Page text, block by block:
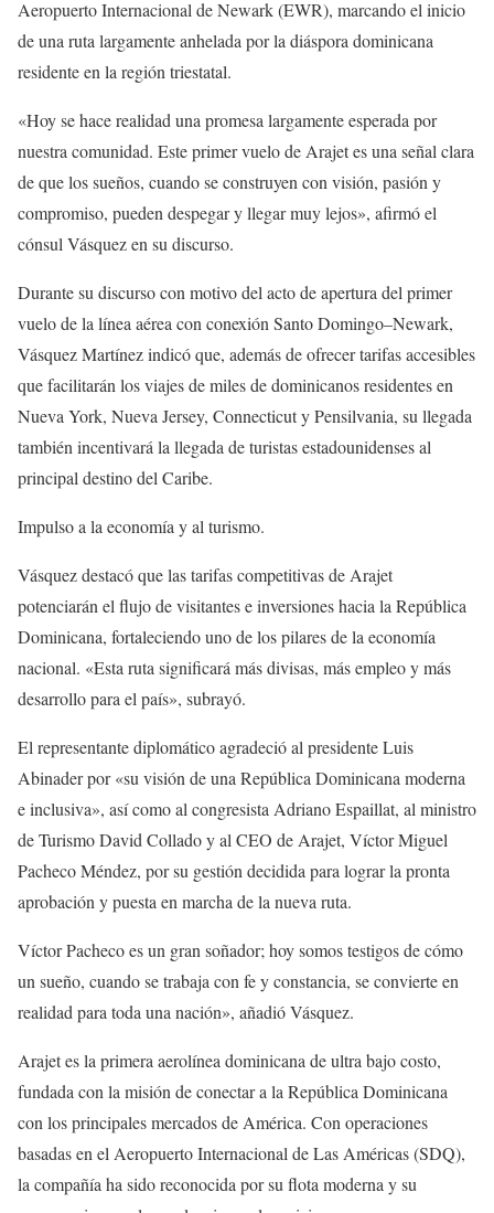
Aeropuerto Internacional de Newark (EWR), marcando el inicio
de una ruta largamente anhelada por la diáspora dominicana
residente en la región triestatal.
«Hoy se hace realidad una promesa largamente esperada por
nuestra comunidad. Este primer vuelo de Arajet es una señal clara
de que los sueños, cuando se construyen con visión, pasión y
compromiso, pueden despegar y llegar muy lejos», afirmó el
cónsul Vásquez en su discurso.
Durante su discurso con motivo del acto de apertura del primer
vuelo de la línea aérea con conexión Santo Domingo–Newark,
Vásquez Martínez indicó que, además de ofrecer tarifas accesibles
que facilitarán los viajes de miles de dominicanos residentes en
Nueva York, Nueva Jersey, Connecticut y Pensilvania, su llegada
también incentivará la llegada de turistas estadounidenses al
principal destino del Caribe.
Impulso a la economía y al turismo.
Vásquez destacó que las tarifas competitivas de Arajet
potenciarán el flujo de visitantes e inversiones hacia la República
Dominicana, fortaleciendo uno de los pilares de la economía
nacional. «Esta ruta significará más divisas, más empleo y más
desarrollo para el país», subrayó.
El representante diplomático agradeció al presidente Luis
Abinader por «su visión de una República Dominicana moderna
e inclusiva», así como al congresista Adriano Espaillat, al ministro
de Turismo David Collado y al CEO de Arajet, Víctor Miguel
Pacheco Méndez, por su gestión decidida para lograr la pronta
aprobación y puesta en marcha de la nueva ruta.
Víctor Pacheco es un gran soñador; hoy somos testigos de cómo
un sueño, cuando se trabaja con fe y constancia, se convierte en
realidad para toda una nación», añadió Vásquez.
Arajet es la primera aerolínea dominicana de ultra bajo costo,
fundada con la misión de conectar a la República Dominicana
con los principales mercados de América. Con operaciones
basadas en el Aeropuerto Internacional de Las Américas (SDQ),
la compañía ha sido reconocida por su flota moderna y su